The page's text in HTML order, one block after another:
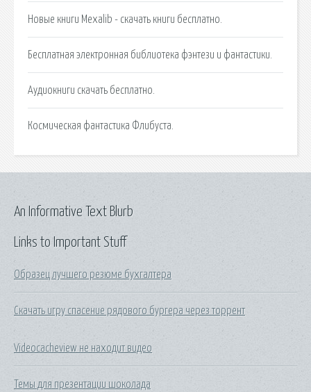
Новые книги Mexalib - скачать книги бесплатно.
Бесплатная электронная библиотека фэнтези и фантастики.
Аудиокниги скачать бесплатно.
Космическая фантастика Флибуста.
Links to Important Stuff
Образец лучшего резюме бухгалтера
Скачать игру спасение рядового бургера через торрент
Videocacheview не находит видео
Темы для презентации шоколада
An Informative Text Blurb